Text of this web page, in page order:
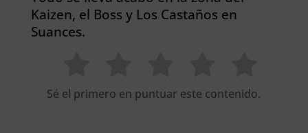
Kaizen, el Boss y Los Castaños en
Suances.
Sé el primero en puntuar este contenido.